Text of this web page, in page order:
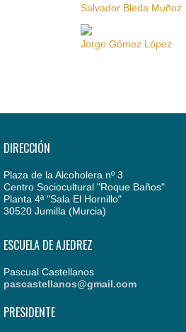
Salvador Bleda Muñoz
Jorge Gómez López
DIRECCIÓN
Plaza de la Alcoholera nº 3
Centro Sociocultural "Roque Baños"
Planta 4ª "Sala El Hornillo"
30520 Jumilla (Murcia)
ESCUELA DE AJEDREZ
Pascual Castellanos
pascastellanos@gmail.com
PRESIDENTE